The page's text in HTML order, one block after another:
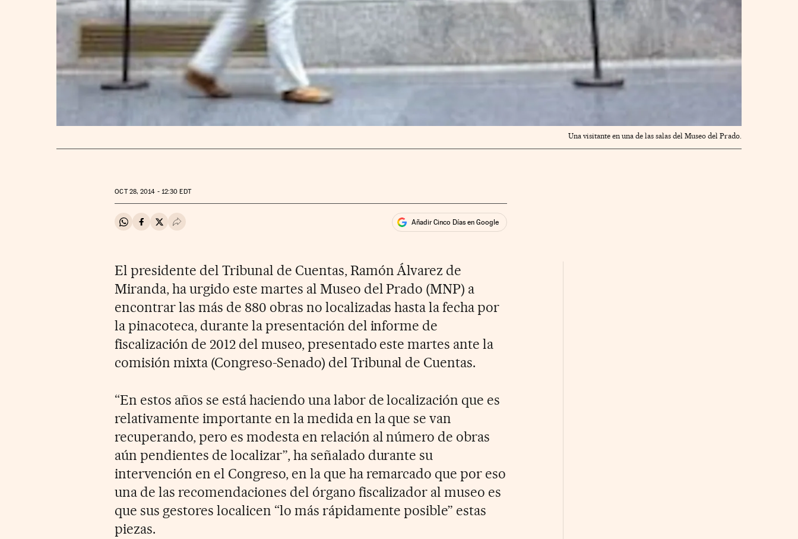
Una visitante en una de las salas del Museo del Prado.
OCT28, 2014 - 12:30 EDT
Compartir en Whatsapp
Compartir en Facebook
Compartir en Twitter
Desplegar Redes Sociales Añadir Cinco Días en Google
El presidente del Tribunal de Cuentas, Ramón Álvarez de
Miranda, ha urgido este martes al Museo del Prado (MNP) a
encontrar las más de 880 obras no localizadas hasta la fecha por
la pinacoteca, durante la presentación del informe de
fiscalización de 2012 del museo, presentado este martes ante la
comisión mixta (Congreso-Senado) del Tribunal de Cuentas.
“En estos años se está haciendo una labor de localización que es
relativamente importante en la medida en la que se van
recuperando, pero es modesta en relación al número de obras
aún pendientes de localizar”, ha señalado durante su
intervención en el Congreso, en la que ha remarcado que por eso
una de las recomendaciones del órgano fiscalizador al museo es
que sus gestores localicen “lo más rápidamente posible” estas
piezas.